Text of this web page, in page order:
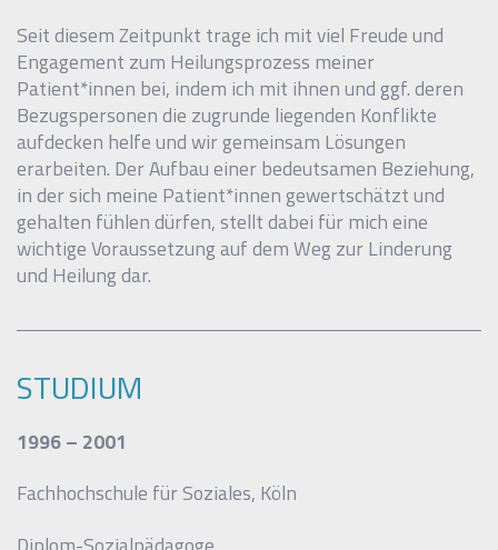
Seit diesem Zeitpunkt trage ich mit viel Freude und
Engagement zum Heilungsprozess meiner
Patient*innen bei, indem ich mit ihnen und ggf. deren
Bezugspersonen die zugrunde liegenden Konflikte
aufdecken helfe und wir gemeinsam Lösungen
erarbeiten. Der Aufbau einer bedeutsamen Beziehung,
in der sich meine Patient*innen gewertschätzt und
gehalten fühlen dürfen, stellt dabei für mich eine
wichtige Voraussetzung auf dem Weg zur Linderung
und Heilung dar.
STUDIUM
1996 – 2001
Fachhochschule für Soziales, Köln